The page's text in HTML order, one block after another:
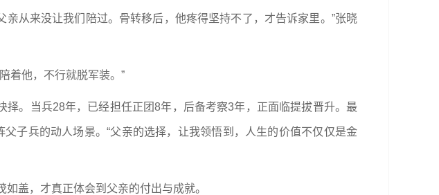
从来没让我们陪过。骨转移后，他疼得坚持不了，才告诉家里。”张晓
着他，不行就脱军装。”
。当兵28年，已经担任正团8年，后备考察3年，正面临提拔晋升。最
子兵的动人场景。“父亲的选择，让我领悟到，人生的价值不仅仅是金
盖，才真正体会到父亲的付出与成就。